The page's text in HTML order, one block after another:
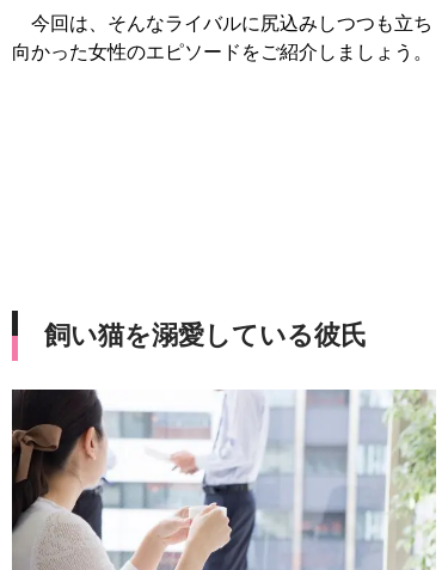
今回は、そんなライバルに尻込みしつつも立ち
向かった女性のエピソードをご紹介しましょう。
飼い猫を溺愛している彼氏